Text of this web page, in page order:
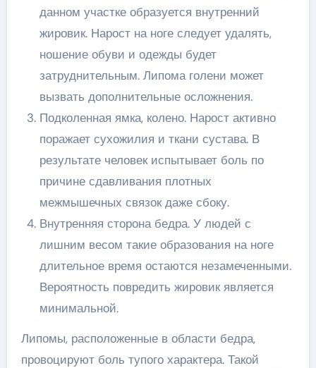
данном участке образуется внутренний
жировик. Нарост на ноге следует удалять,
ношение обуви и одежды будет
затруднительным. Липома голени может
вызвать дополнительные осложнения.
Подколенная ямка, колено. Нарост активно
поражает сухожилия и ткани сустава. В
результате человек испытывает боль по
причине сдавливания плотных
межмышечных связок даже сбоку.
Внутренняя сторона бедра. У людей с
лишним весом такие образования на ноге
длительное время остаются незамеченными.
Вероятность повредить жировик является
минимальной.
Липомы, расположенные в области бедра,
провоцируют боль тупого характера. Такой